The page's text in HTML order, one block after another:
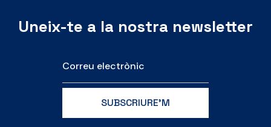
Uneix-te a la nostra newsletter